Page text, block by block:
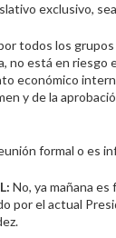
exclusivo,
todos los
no está en
económico
y de la
formal o es
: No, ya mañana
por el actual